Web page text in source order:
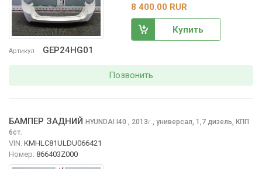
Артикул GEP24HG01
8 400.00 RUR
Купить
Позвонить
БАМПЕР ЗАДНИЙ HYUNDAI I40 , 2013г., универсал, 1,7 дизель, КПП
6ст.
VIN: KMHLC81ULDU066421
Номер: 866403Z000